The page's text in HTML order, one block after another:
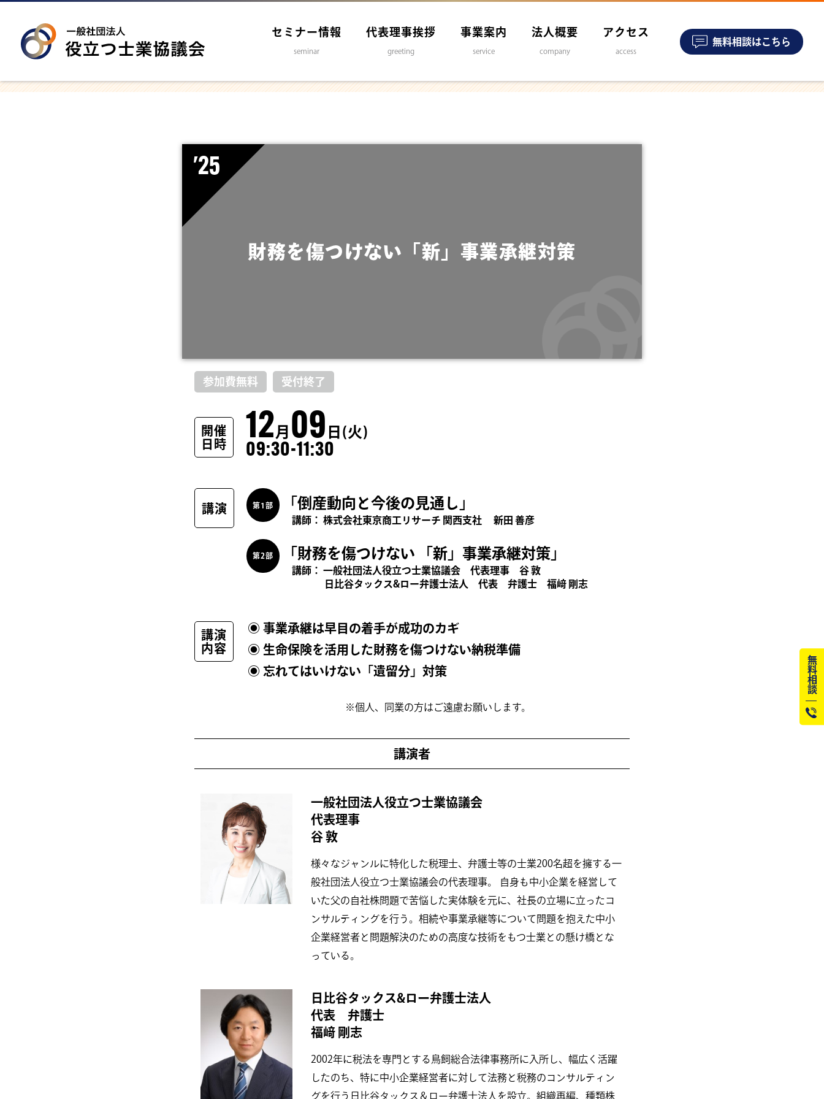
セミナー情報
seminar
代表理事挨拶
greeting
事業案内
service
法人概要
company
アクセス
access
無料相談はこちら
事業案内service
法人概要company
無料相談はこちら
'25
財務を傷つけない「新」事業承継対策
参加費無料 受付終了
開催
日時
12月 09 日(火)
09:30-11:30
講演 第1部 「倒産動向と今後の見通し」
講師： 株式会社東京商工リサーチ 関西支社 新田 善彦
第2部 「財務を傷つけない 「新」事業承継対策」
講師： 一般社団法人役立つ士業協議会 代表理事 谷 敦
日比谷タックス&ロー弁護士法人 代表 弁護士 福﨑 剛志
講演
内容
事業承継は早目の着手が成功のカギ
生命保険を活用した財務を傷つけない納税準備
忘れてはいけない「遺留分」対策
※個人、同業の方はご遠慮お願いします。
講演者
一般社団法人役立つ士業協議会
代表理事
谷 敦
様々なジャンルに特化した税理士、弁護士等の士業200名超を擁する一
般社団法人役立つ士業協議会の代表理事。 自身も中小企業を経営して
いた父の自社株問題で苦悩した実体験を元に、社長の立場に立ったコ
ンサルティングを行う。相続や事業承継等について問題を抱えた中小
企業経営者と問題解決のための高度な技術をもつ士業との懸け橋とな
っている。
日比谷タックス&ロー弁護士法人
代表 弁護士
福﨑 剛志
2002年に税法を専門とする鳥飼総合法律事務所に入所し、幅広く活躍
したのち、特に中小企業経営者に対して法務と税務のコンサルティン
グを行う日比谷タックス＆ロー弁護士法人を設立。組織再編、種類株
無料相談